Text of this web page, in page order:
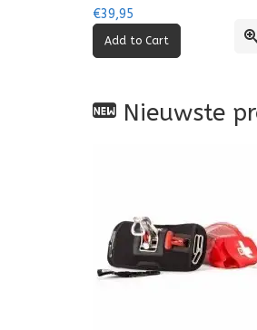
€39,95
Nieuwste